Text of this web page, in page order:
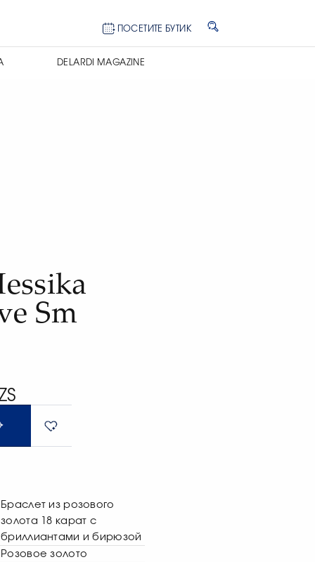
ПОСЕТИТЕ БУТИК
DELARDI MAGAZINE
Sm
Браслет из розового
золота 18 карат с
бриллиантами и бирюзой
Розовое золото